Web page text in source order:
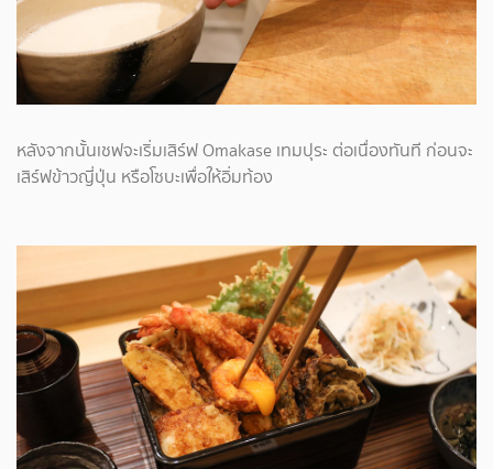
หลังจากนั้นเชฟจะเริ่มเสิร์ฟ Omakase เทมปุระ ต่อเนื่องทันที ก่อนจะ
เสิร์ฟข้าวญี่ปุ่น หรือโซบะเพื่อให้อิ่มท้อง